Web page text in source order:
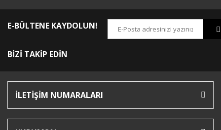
E-BÜLTENE KAYDOLUN!
BİZİ TAKİP EDİN
İLETİŞİM NUMARALARI